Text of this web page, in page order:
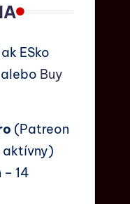
ESko
alebo Buy
(Patreon
aktívny)
14